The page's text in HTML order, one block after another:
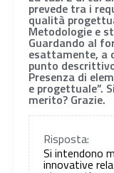
prevede tra i
qualità
Metodologie e
Guardando al
esattamente, a
punto
Presenza di
e progettuale”.
merito? Grazie.
Risposta:
Si intendono
innovative